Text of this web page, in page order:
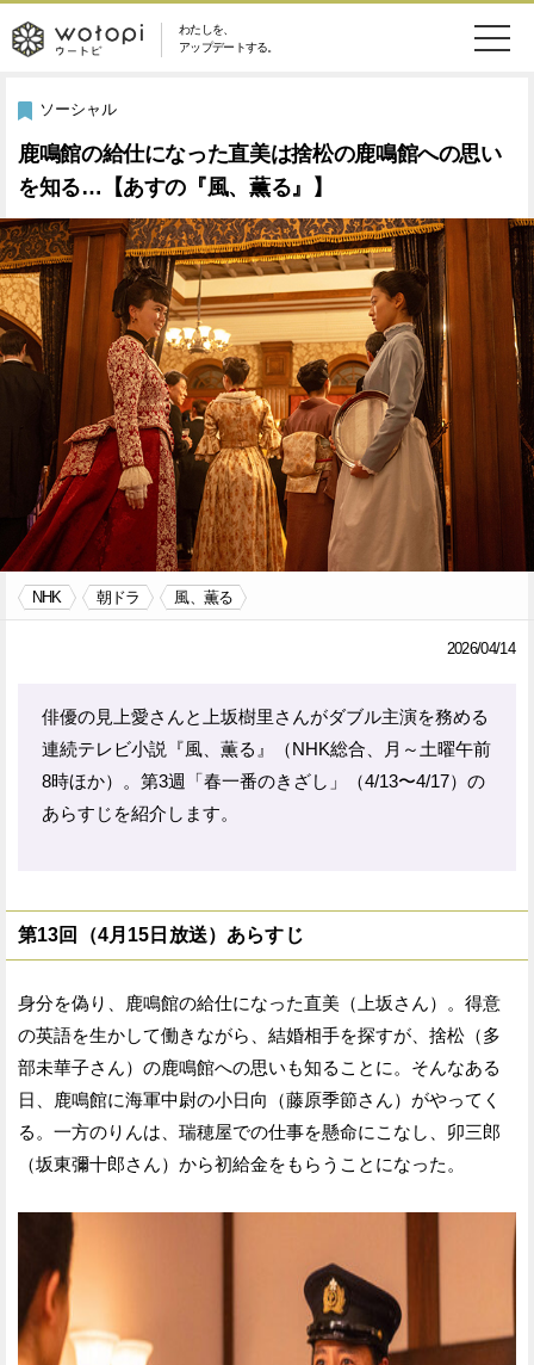
わたしを、
アップデートする。
wotopi
-
ウ
ー
ト
ピ
メ
ニ
ュ
ー
恋愛・結婚
美容・コスメ 妊娠・出産
健康 ワークスタイル
ライフスタイル ファッション
ソーシャル SDGs
アイテム
ウートピとは？
Facebook
ェ
ア
ェ
ア
ソーシャル
鹿鳴館の給仕になった直美は捨松の鹿鳴館への思い
を知る…【あすの『風、薫る』】
NHK 朝ドラ 風、薫る
2026/04/14
俳優の見上愛さんと上坂樹里さんがダブル主演を務める
連続テレビ小説『風、薫る』（NHK総合、月～土曜午前
8時ほか）。第3週「春一番のきざし」（4/13〜4/17）の
あらすじを紹介します。
第13回（4月15日放送）あらすじ
身分を偽り、鹿鳴館の給仕になった直美（上坂さん）。得意
の英語を生かして働きながら、結婚相手を探すが、捨松（多
部未華子さん）の鹿鳴館への思いも知ることに。そんなある
日、鹿鳴館に海軍中尉の小日向（藤原季節さん）がやってく
る。一方のりんは、瑞穂屋での仕事を懸命にこなし、卯三郎
（坂東彌十郎さん）から初給金をもらうことになった。